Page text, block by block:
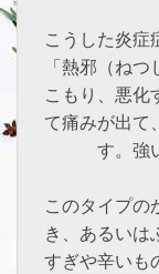
こうした炎症
「熱邪（ね
こもり、悪化
て痛みが出て
す。強
このタイプの
き、あるいは
すぎや辛いも